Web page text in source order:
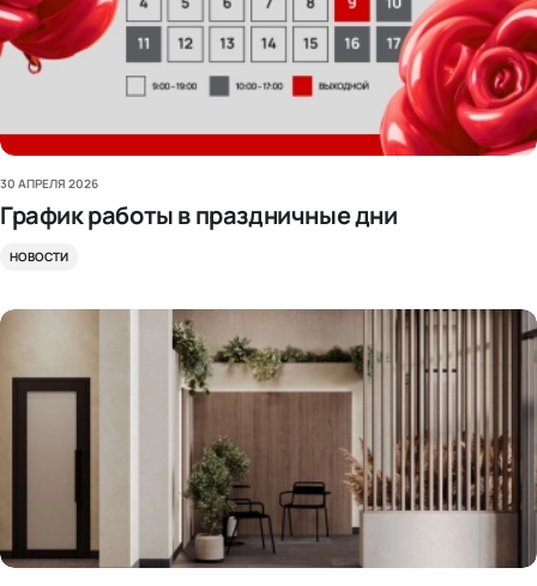
30 АПРЕЛЯ 2026
График работы в праздничные дни
НОВОСТИ